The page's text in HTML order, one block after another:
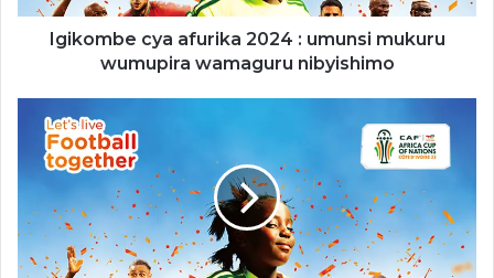
wamaguru
nibyishimo
Igikombe cya afurika 2024 : umunsi mukuru
wumupira wamaguru nibyishimo
awọn
orilẹ-
2024
ayẹyẹ